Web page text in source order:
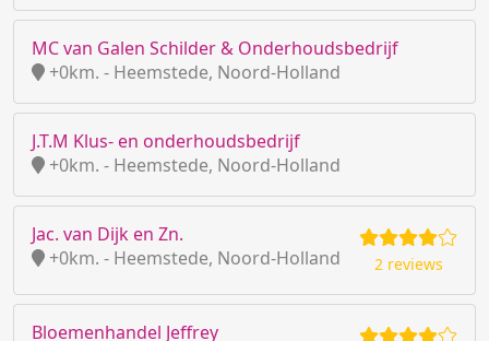
MC van Galen Schilder & Onderhoudsbedrijf
+0km. - Heemstede, Noord-Holland
J.T.M Klus- en onderhoudsbedrijf
+0km. - Heemstede, Noord-Holland
Jac. van Dijk en Zn.
+0km. - Heemstede, Noord-Holland
2 reviews
Bloemenhandel Jeffrey